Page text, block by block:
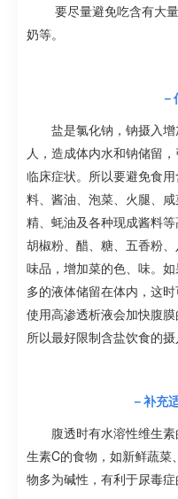
要尽量避免吃含有大量
奶等。
盐是氯化钠，钠摄入增
人，造成体内水和钠储留
临床症状。所以要避免食
料、酱油、泡菜、火腿、
精、蚝油及各种现成酱料
胡椒粉、醋、糖、五香粉
味品，增加菜的色、味。
多的液体储留在体内，这
使用高渗透析液会加快腹膜
所以最好限制含盐饮食的摄
－补充
腹透时有水溶性维生素
生素C的食物，如新鲜蔬
物多为碱性，有利于尿毒症